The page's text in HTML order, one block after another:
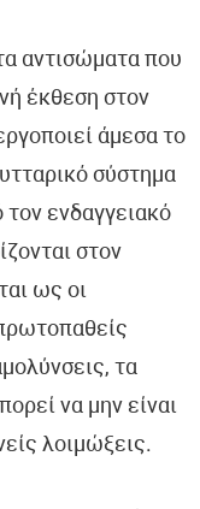
αντισώματα που
έκθεση στον
άμεσα το
σύστημα
ενδαγγειακό
στον
ως οι
τα
να μην είναι
λοιμώξεις.